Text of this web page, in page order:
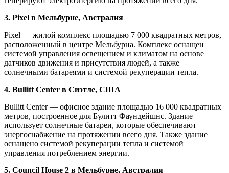
3. Pixel в Мельбурне, Австралия
Pixel — жилой комплекс площадью 7 000 квадратных метров,
расположенный в центре Мельбурна. Комплекс оснащен
системой управления освещением и климатом на основе
датчиков движения и присутствия людей, а также
солнечными батареями и системой рекуперации тепла.
4. Bullitt Center в Сиэтле, США
Bullitt Center — офисное здание площадью 16 000 квадратных
метров, построенное для Булитт Фаундейшнс. Здание
использует солнечные батареи, которые обеспечивают
энергоснабжение на протяжении всего дня. Также здание
оснащено системой рекуперации тепла и системой
управления потреблением энергии.
5. Council House 2 в Мельбурне, Австралия